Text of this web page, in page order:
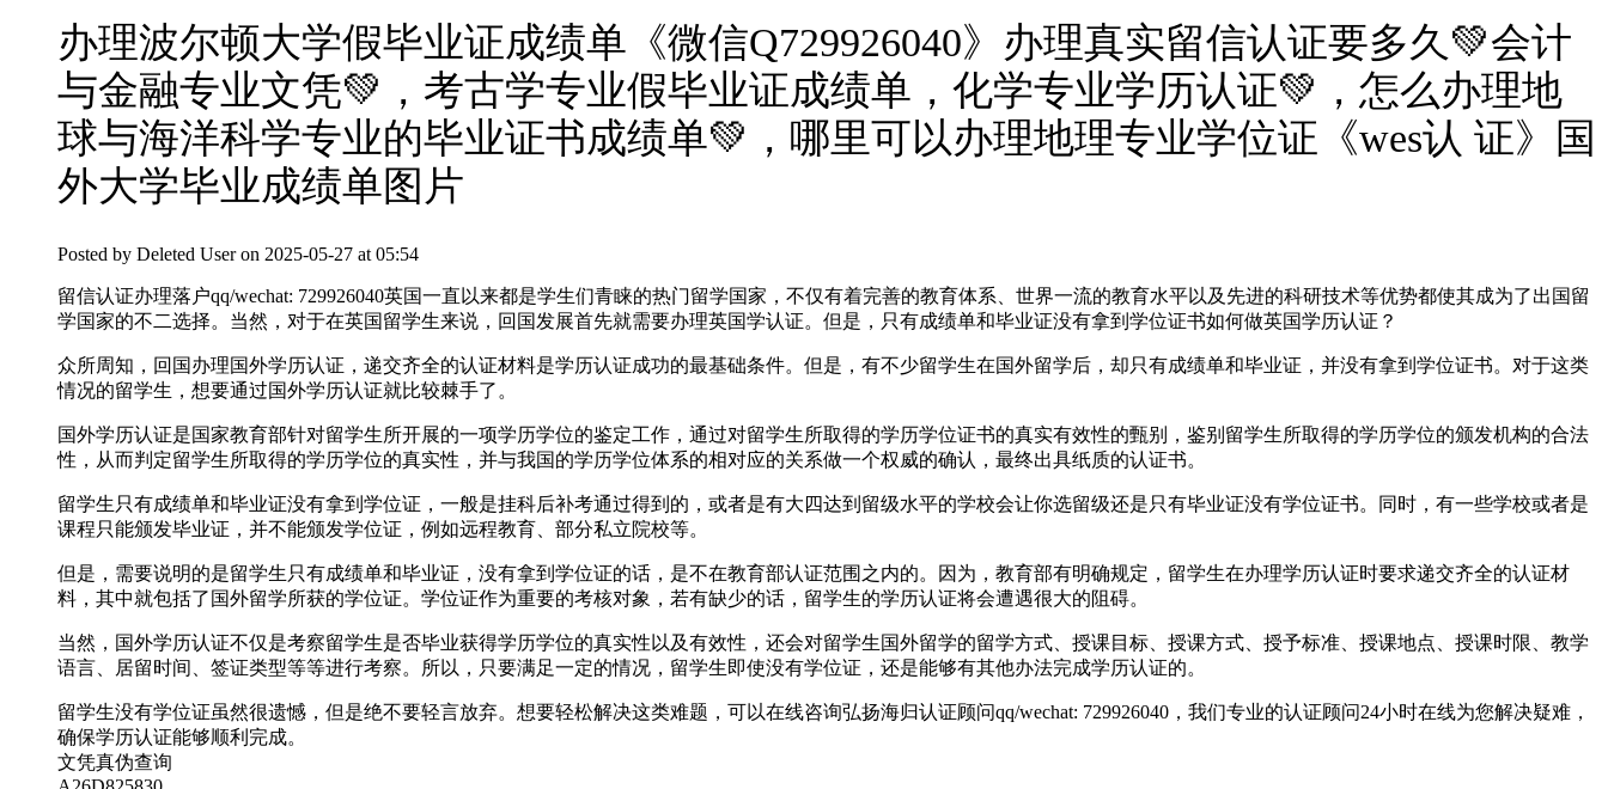
办理波尔顿大学假毕业证成绩单《微信Q729926040》办理真实留信认证要多久💚会计
与金融专业文凭💚，考古学专业假毕业证成绩单，化学专业学历认证💚，怎么办理地
球与海洋科学专业的毕业证书成绩单💚，哪里可以办理地理专业学位证《wes认 证》国
外大学毕业成绩单图片
Posted by Deleted User on 2025-05-27 at 05:54
留信认证办理落户qq/wechat: 729926040英国一直以来都是学生们青睐的热门留学国家，不仅有着完善的教育体系、世界一流的教育水平以及先进的科研技术等优势都使其成为了出国留
学国家的不二选择。当然，对于在英国留学生来说，回国发展首先就需要办理英国学认证。但是，只有成绩单和毕业证没有拿到学位证书如何做英国学历认证？
众所周知，回国办理国外学历认证，递交齐全的认证材料是学历认证成功的最基础条件。但是，有不少留学生在国外留学后，却只有成绩单和毕业证，并没有拿到学位证书。对于这类
情况的留学生，想要通过国外学历认证就比较棘手了。
国外学历认证是国家教育部针对留学生所开展的一项学历学位的鉴定工作，通过对留学生所取得的学历学位证书的真实有效性的甄别，鉴别留学生所取得的学历学位的颁发机构的合法
性，从而判定留学生所取得的学历学位的真实性，并与我国的学历学位体系的相对应的关系做一个权威的确认，最终出具纸质的认证书。
留学生只有成绩单和毕业证没有拿到学位证，一般是挂科后补考通过得到的，或者是有大四达到留级水平的学校会让你选留级还是只有毕业证没有学位证书。同时，有一些学校或者是
课程只能颁发毕业证，并不能颁发学位证，例如远程教育、部分私立院校等。
但是，需要说明的是留学生只有成绩单和毕业证，没有拿到学位证的话，是不在教育部认证范围之内的。因为，教育部有明确规定，留学生在办理学历认证时要求递交齐全的认证材
料，其中就包括了国外留学所获的学位证。学位证作为重要的考核对象，若有缺少的话，留学生的学历认证将会遭遇很大的阻碍。
当然，国外学历认证不仅是考察留学生是否毕业获得学历学位的真实性以及有效性，还会对留学生国外留学的留学方式、授课目标、授课方式、授予标准、授课地点、授课时限、教学
语言、居留时间、签证类型等等进行考察。所以，只要满足一定的情况，留学生即使没有学位证，还是能够有其他办法完成学历认证的。
留学生没有学位证虽然很遗憾，但是绝不要轻言放弃。想要轻松解决这类难题，可以在线咨询弘扬海归认证顾问qq/wechat: 729926040，我们专业的认证顾问24小时在线为您解决疑难，
确保学历认证能够顺利完成。
文凭真伪查询